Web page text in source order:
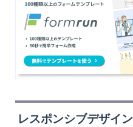
レスポンシブデザイン